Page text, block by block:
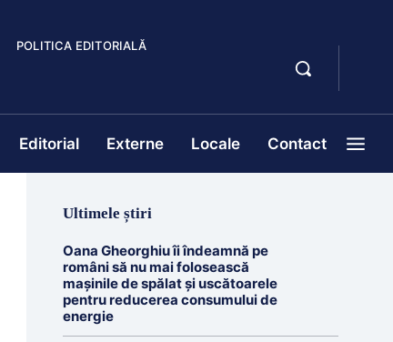
POLITICA EDITORIALĂ
Editorial Externe Locale Contact
Ultimele știri
Oana Gheorghiu îi îndeamnă pe
români să nu mai folosească
mașinile de spălat și uscătoarele
pentru reducerea consumului de
energie